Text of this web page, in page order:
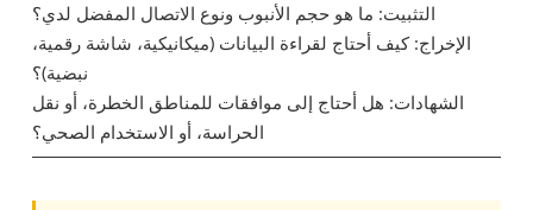
التثبيت: ما هو حجم الأنبوب ونوع الاتصال المفضل لدي؟
الإخراج: كيف أحتاج لقراءة البيانات (ميكانيكية، شاشة رقمية،
نبضية)؟
الشهادات: هل أحتاج إلى موافقات للمناطق الخطرة، أو نقل
الحراسة، أو الاستخدام الصحي؟